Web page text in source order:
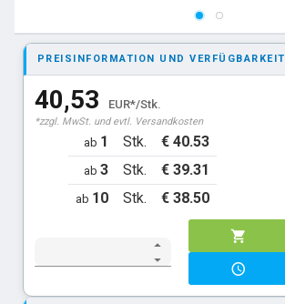
PREISINFORMATION UND VERFÜGBARKEIT
40,53 EUR*/Stk.
*zzgl. MwSt. und evtl. Versandkosten
ab 1 Stk. € 40.53
ab 3 Stk. € 39.31
ab 10 Stk. € 38.50